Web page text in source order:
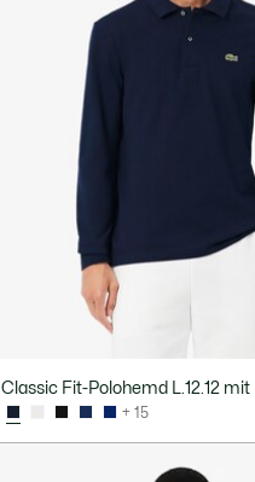
Classic Fit-Polohemd L.12.12
+ 15